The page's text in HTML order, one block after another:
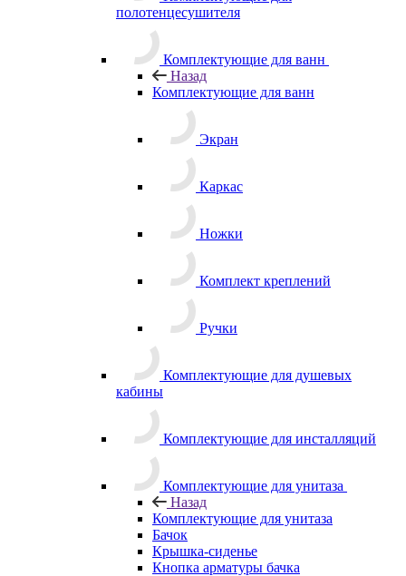
полотенцесушителя
Комплектующие для ванн
Назад
Комплектующие для ванн
Экран
Каркас
Ножки
Комплект креплений
Ручки
Комплектующие для душевых
кабины
Комплектующие для инсталляций
Комплектующие для унитаза
Назад
Комплектующие для унитаза
Бачок
Крышка-сиденье
Кнопка арматуры бачка